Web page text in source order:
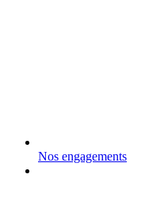
Nos engagements